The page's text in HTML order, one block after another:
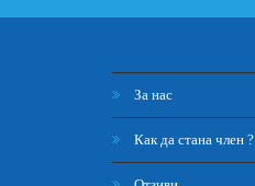
За нас
Как да стана член ?